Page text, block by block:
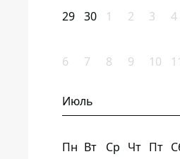
29 30 1 2 3 4
6 7 8 9 10
Июль
Пн Вт Ср Чт Пт